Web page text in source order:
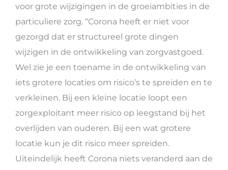
voor grote wijzigingen in de groeiambities in de
particuliere zorg. “Corona heeft er niet voor
gezorgd dat er structureel grote dingen
wijzigen in de ontwikkeling van zorgvastgoed.
Wel zie je een toename in de ontwikkeling van
iets grotere locaties om risico’s te spreiden en te
verkleinen. Bij een kleine locatie loopt een
zorgexploitant meer risico op leegstand bij het
overlijden van ouderen. Bij een wat grotere
locatie kun je dit risico meer spreiden.
Uiteindelijk heeft Corona niets veranderd aan de